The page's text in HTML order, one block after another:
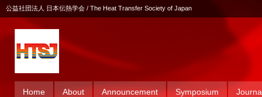
公益社団法人 日本伝熱学会 / The Heat Transfer Society of Japan
Home About Announcement Symposium